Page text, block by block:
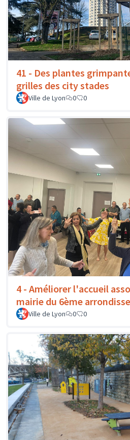
41 - Des plantes
grilles des city stades
Ville de Lyon 0 0
4 - Améliorer l'accueil
mairie du 6ème
Ville de Lyon 0 0